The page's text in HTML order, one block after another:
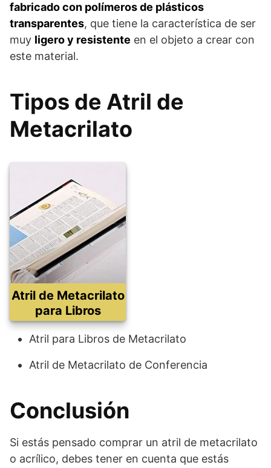
fabricado con polímeros de plásticos
transparentes, que tiene la característica de ser
muy ligero y resistente en el objeto a crear con
este material.
Tipos de Atril de
Metacrilato
Atril de Metacrilato
para Libros
Atril para Libros de Metacrilato
Atril de Metacrilato de Conferencia
Conclusión
Si estás pensado comprar un atril de metacrilato
o acrílico, debes tener en cuenta que estás